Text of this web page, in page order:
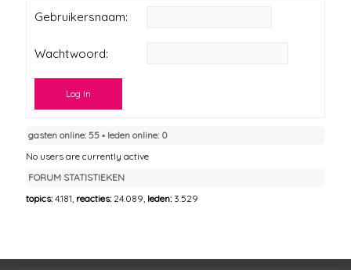
Gebruikersnaam:
Wachtwoord:
Log In
gasten online: 55 ▪︎ leden online: 0
No users are currently active
FORUM STATISTIEKEN
topics:4.181, reacties: 24.089, leden: 3.529